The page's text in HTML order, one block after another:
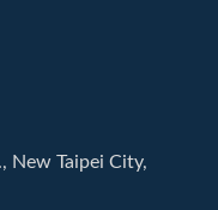
New Taipei City,